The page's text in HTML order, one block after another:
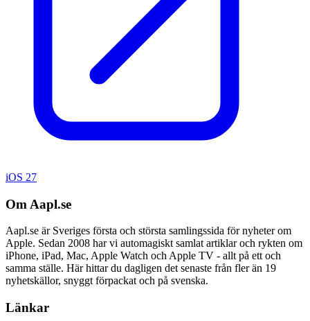
iOS 27
Om Aapl.se
Aapl.se är Sveriges första och största samlingssida för nyheter om
Apple. Sedan 2008 har vi automagiskt samlat artiklar och rykten om
iPhone, iPad, Mac, Apple Watch och Apple TV - allt på ett och
samma ställe. Här hittar du dagligen det senaste från fler än 19
nyhetskällor, snyggt förpackat och på svenska.
Länkar